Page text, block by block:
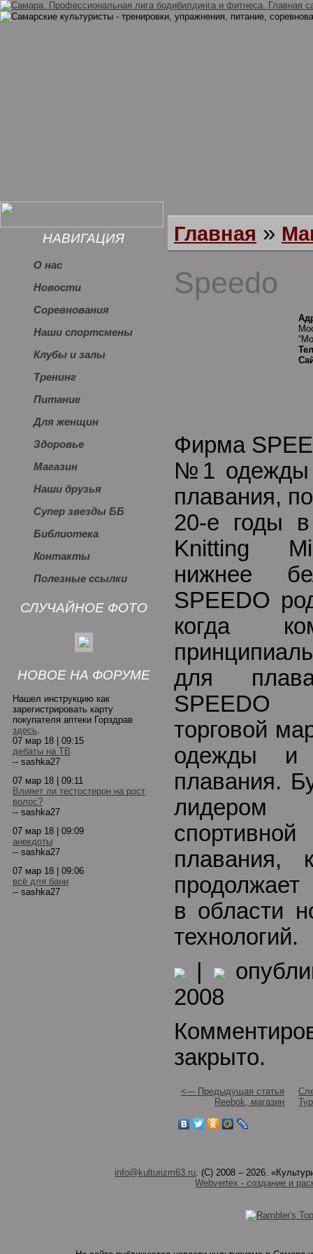
НАВИГАЦИЯ
О нас
Новости
Соревнования
Наши спортсмены
Клубы и залы
Тренинг
Питание
Для женщин
Здоровье
Магазин
Наши друзья
Супер звезды ББ
Библиотека
Контакты
Полезные ссылки
СЛУЧАЙНОЕ ФОТО
НОВОЕ НА ФОРУМЕ
Нашел инструкцию как
зарегистрировать карту
покупателя аптеки Горздрав
здесь.
07 мар 18 | 09:15
дебаты на ТВ
-- sashka27
07 мар 18 | 09:11
Влияет ли тестостерон на рост
волос?
-- sashka27
07 мар 18 | 09:09
анекдоты
-- sashka27
07 мар 18 | 09:06
всё для бани
-- sashka27
Главная »
Speedo
Фирма
№1 одежды
плавания,
20-е годы
Knitting
нижнее
SPEEDO
когда
для
SPEEDO
торговой
одежды и
плавания.
лидером
плавания,
продолжает
в области
технологий.
2008
закрыто.
<--- Предыдущая статья
Reebok, магазин
info@kulturizm63.ru. (C) 2008 – 2026.
Webvertex - создание и